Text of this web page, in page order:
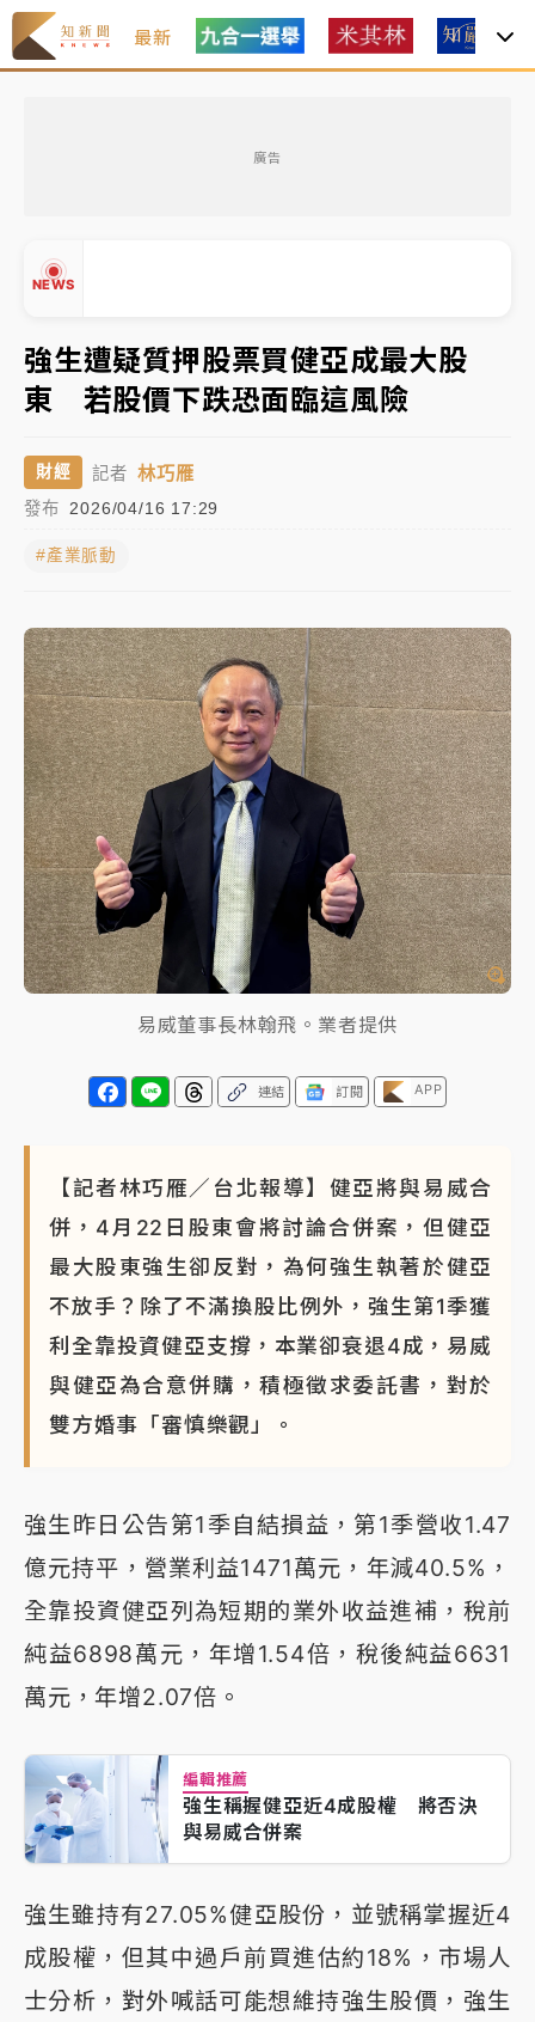
最新
廣告
NEWS
中信慈善基金會想增加董事人數！辜仲諒向法院聲請遭
駁 理由曝光
故宮《龍藏經》特展第2檔！今線上預約開賣一度塞車
周六起展出延長至晚上7時
台東農業處長涉圖利渡假村！東檢抗告成功 今重開羈
父親節泡湯了！中颱白海豚雨彈轟3天 「紅到發紫」降
雨熱區曝
暑假過三周才推「E宿新北打卡趣」！抽獎程序複雜 觀
旅局回應了
中信慈善基金會想增加董事人數！辜仲諒向法院聲請遭
駁 理由曝光
故宮《龍藏經》特展第2檔！今線上預約開賣一度塞車
周六起展出延長至晚上7時
台東農業處長涉圖利渡假村！東檢抗告成功 今重開羈
押庭
父親節泡湯了！中颱白海豚雨彈轟3天 「紅到發紫」降
雨熱區曝
強生遭疑質押股票買健亞成最大股
東 若股價下跌恐面臨這風險
財經 記者 林巧雁
發布 2026/04/16 17:29
#產業脈動
易威董事長林翰飛。業者提供
連結 訂閱 APP
【記者林巧雁／台北報導】健亞將與易威合
併，4月22日股東會將討論合併案，但健亞
最大股東強生卻反對，為何強生執著於健亞
不放手？除了不滿換股比例外，強生第1季獲
利全靠投資健亞支撐，本業卻衰退4成，易威
與健亞為合意併購，積極徵求委託書，對於
雙方婚事「審慎樂觀」。
強生昨日公告第1季自結損益，第1季營收1.47
億元持平，營業利益1471萬元，年減40.5%，
全靠投資健亞列為短期的業外收益進補，稅前
純益6898萬元，年增1.54倍，稅後純益6631
萬元，年增2.07倍。
編輯推薦
強生稱握健亞近4成股權 將否決
與易威合併案
強生雖持有27.05%健亞股份，並號稱掌握近4
成股權，但其中過戶前買進估約18%，市場人
士分析，對外喊話可能想維持強生股價，強生